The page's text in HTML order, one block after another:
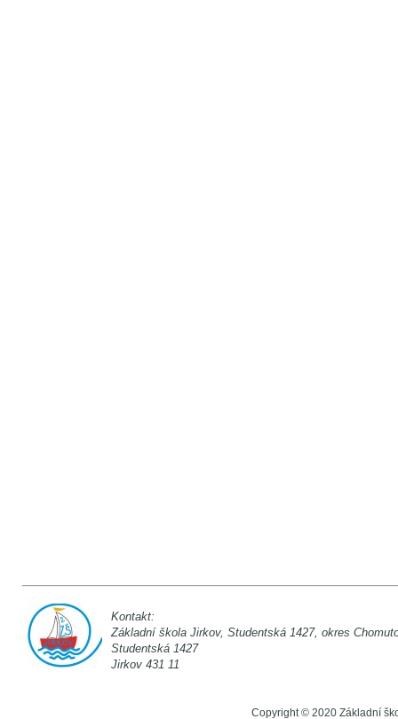
Kontakt:
Základní škola Jirkov, Studentská
Studentská
Jirkov 431 11
Copyright © 2020 Základní